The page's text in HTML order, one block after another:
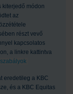
kiterjedő módon
az
részt vevő
kapcsolatos
a linkre kattintva
eredetileg a KBC
és a KBC Equitas